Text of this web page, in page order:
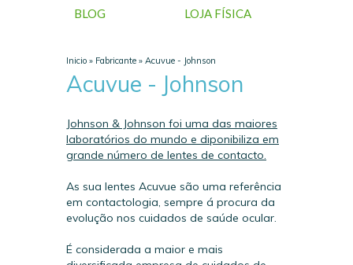
BLOG
LOJA FÍSICA
Inicio » Fabricante » Acuvue - Johnson
Acuvue - Johnson
Johnson & Johnson foi uma das maiores
laboratórios do mundo e diponibiliza em
grande número de lentes de contacto.
As sua lentes Acuvue são uma referência
em contactologia, sempre á procura da
evolução nos cuidados de saúde ocular.
É considerada a maior e mais